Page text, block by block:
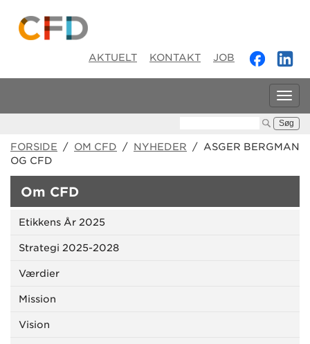
AKTUELT KONTAKT JOB
FORSIDE / OM CFD / NYHEDER / ASGER BERGMAN
OG CFD
Om CFD
Etikkens År 2025
Strategi 2025-2028
Værdier
Mission
Vision